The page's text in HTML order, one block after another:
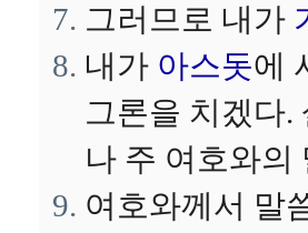
그러므로 내가
내가 아스돗에
그론을 치겠다.
나 주 여호와의
여호와께서 말